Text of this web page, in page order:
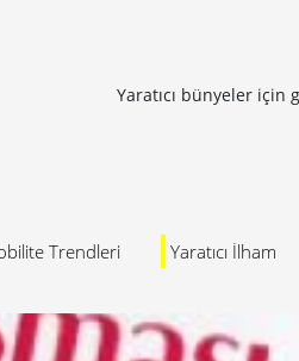
Yaratıcı bünyeler için
Trendleri Yaratıcı İlham